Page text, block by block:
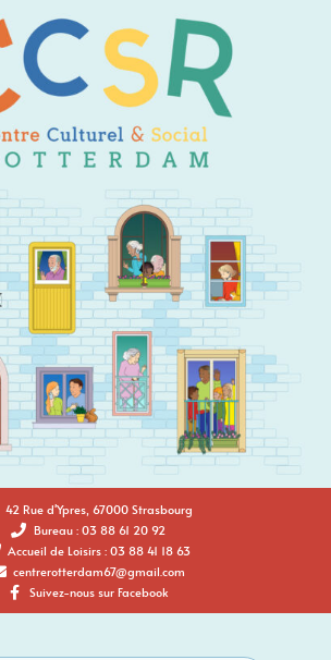
42 Rue d'Ypres, 67000 Strasbourg
Bureau : 03 88 61 20 92
Accueil de Loisirs : 03 88 41 18 63
centrerotterdam67@gmail.com
Suivez-nous sur Facebook